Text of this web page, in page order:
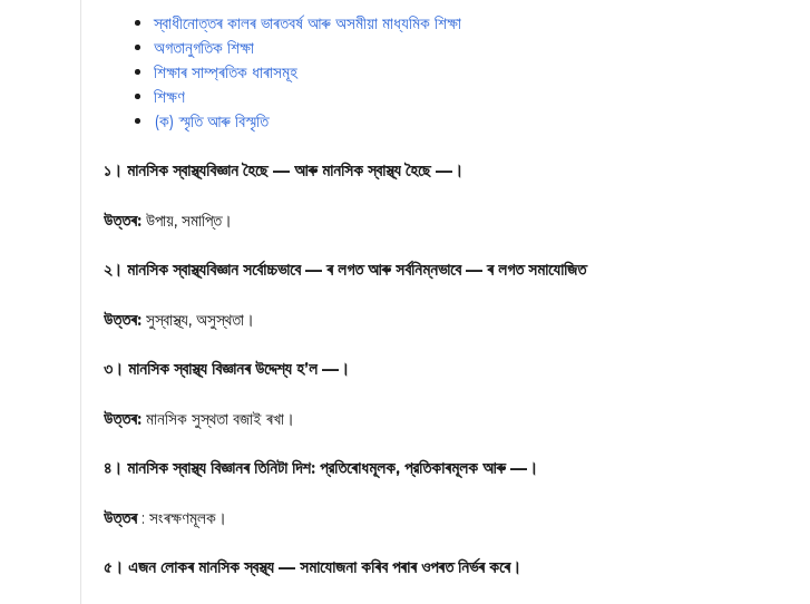
স্বাধীনোত্তৰ কালৰ ভাৰতবৰ্ষ আৰু অসমীয়া মাধ্যমিক শিক্ষা
অগতানুগতিক শিক্ষা
শিক্ষাৰ সাম্প্ৰতিক ধাৰাসমূহ
শিক্ষণ
(ক) স্মৃতি আৰু বিস্মৃতি
১। মানসিক স্বাস্থ্যবিজ্ঞান হৈছে — আৰু মানসিক স্বাস্থ্য হৈছে —।
উত্তৰ: উপায়, সমাপ্তি।
২। মানসিক স্বাস্থ্যবিজ্ঞান সর্বোচ্চভাবে — ৰ লগত আৰু সর্বনিম্নভাবে — ৰ লগত সমাযোজিত
উত্তৰ: সুস্বাস্থ্য, অসুস্থতা।
৩। মানসিক স্বাস্থ্য বিজ্ঞানৰ উদ্দেশ্য হ’ল —।
উত্তৰ: মানসিক সুস্থতা বজাই ৰখা।
৪। মানসিক স্বাস্থ্য বিজ্ঞানৰ তিনিটা দিশ: প্রতিৰোধমূলক, প্রতিকাৰমূলক আৰু —।
উত্তৰ: সংৰক্ষণমূলক।
৫। এজন লোকৰ মানসিক স্বস্থ্য — সমাযোজনা কৰিব পৰাৰ ওপৰত নিৰ্ভৰ কৰে।